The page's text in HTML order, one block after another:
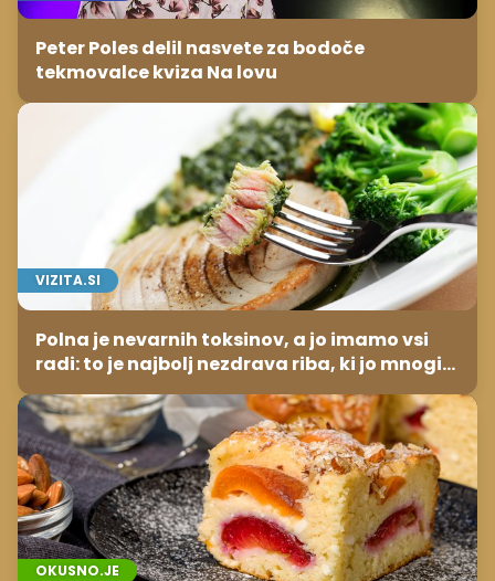
Peter Poles delil nasvete za bodoče
tekmovalce kviza Na lovu
VIZITA.SI
Polna je nevarnih toksinov, a jo imamo vsi
radi: to je najbolj nezdrava riba, ki jo mnogi
OKUSNO.JE